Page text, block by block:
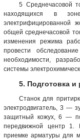
5 Среднечасовой
находящихся в
электрифицированной
общей среднечасовой
изменения режима
провести
необходимости,
системы
5. Подготовка и
Станок для
электродвигатель, 3 —
защитный кожух, 6 —
передвижной центр 1.
приемке арматуры для